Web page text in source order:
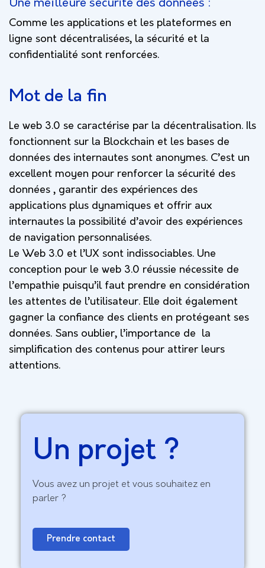
Une meilleure sécurité des données :
Comme les applications et les plateformes en
ligne sont décentralisées, la sécurité et la
confidentialité sont renforcées.
Mot de la fin
Le web 3.0 se caractérise par la décentralisation. Ils
fonctionnent sur la Blockchain et les bases de
données des internautes sont anonymes. C’est un
excellent moyen pour renforcer la sécurité des
données , garantir des expériences des
applications plus dynamiques et offrir aux
internautes la possibilité d’avoir des expériences
de navigation personnalisées.
Le Web 3.0 et l’UX sont indissociables. Une
conception pour le web 3.0 réussie nécessite de
l’empathie puisqu’il faut prendre en considération
les attentes de l’utilisateur. Elle doit également
gagner la confiance des clients en protégeant ses
données. Sans oublier, l’importance de la
simplification des contenus pour attirer leurs
attentions.
Un projet ?
Vous avez un projet et vous souhaitez en
parler ?
Prendre contact